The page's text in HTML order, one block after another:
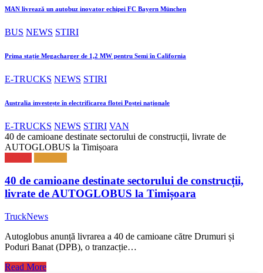
MAN livrează un autobuz inovator echipei FC Bayern München
BUS NEWS STIRI
Prima stație Megacharger de 1,2 MW pentru Semi în California
E-TRUCKS NEWS STIRI
Australia investește în electrificarea flotei Poștei naționale
E-TRUCKS NEWS STIRI VAN
40 de camioane destinate sectorului de construcții, livrate de
AUTOGLOBUS la Timișoara
40 de camioane destinate sectorului de construcții,
livrate de AUTOGLOBUS la Timișoara
TruckNews
Autoglobus anunță livrarea a 40 de camioane către Drumuri și
Poduri Banat (DPB), o tranzacție…
Read More